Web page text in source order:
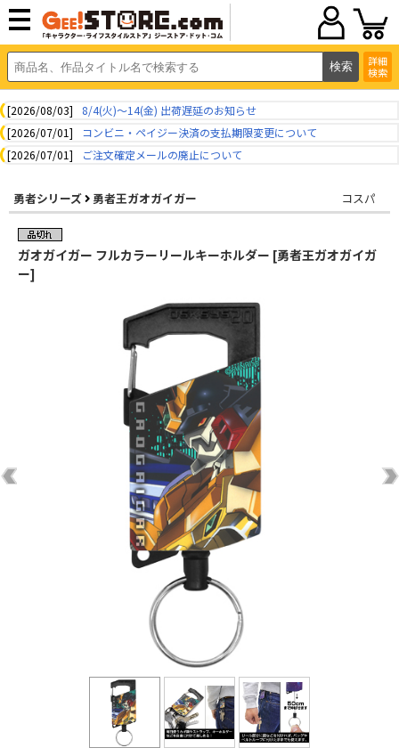
詳細
検索
[2026/08/03]
8/4(火)～14(金) 出荷遅延のお知らせ
[2026/07/01]
コンビニ・ペイジー決済の支払期限変更について
[2026/07/01]
ご注文確定メールの廃止について
勇者シリーズ 勇者王ガオガイガー コスパ
ガオガイガー フルカラーリールキーホルダー [勇者王ガオガイガ
ー]